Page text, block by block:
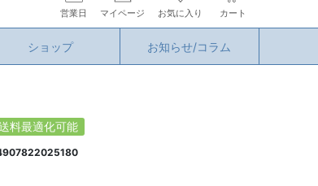
営業日 マイページ お気に入り カート
ショップ お知らせ/コラム
料最適化可能